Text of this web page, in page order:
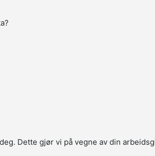
Dette gjør vi på vegne av din